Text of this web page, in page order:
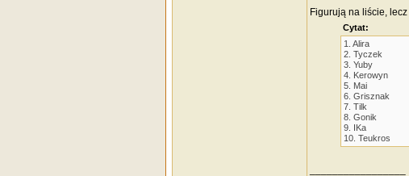
Figurują na liście,
Cytat:
1. Alira
2. Tyczek
3. Yuby
4. Kerowyn
5. Mai
6. Grisznak
7. Tilk
8. Gonik
9. IKa
10. Teukros